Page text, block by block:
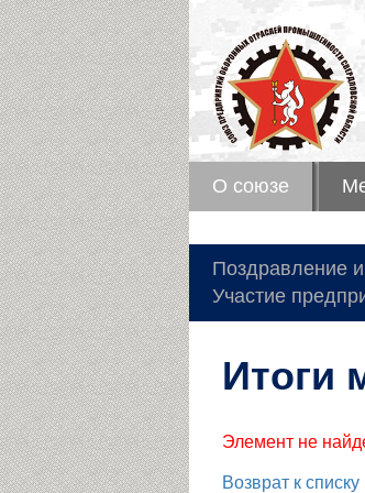
О союзе
Поздравление
Участие
Итоги
Элемент не
Возврат к списку